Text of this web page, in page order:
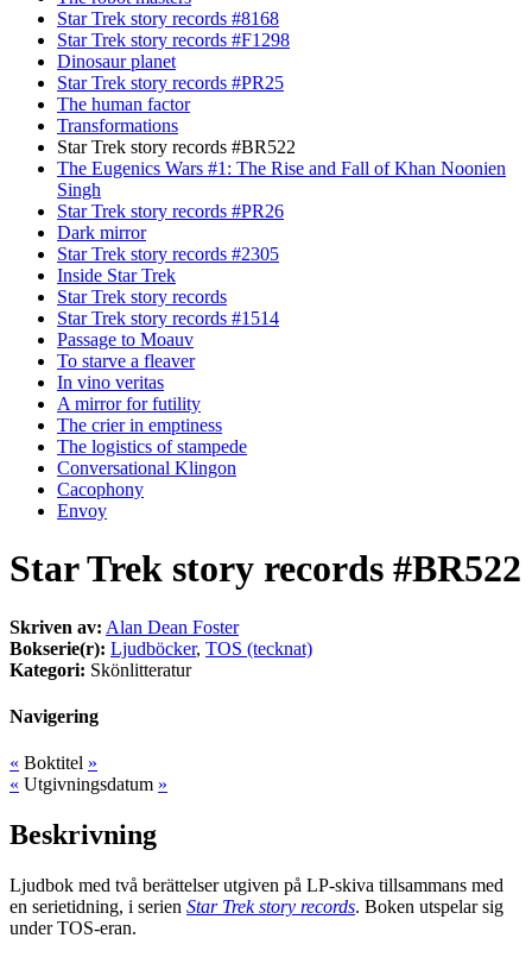
Star Trek story records #8168
Star Trek story records #F1298
Dinosaur planet
Star Trek story records #PR25
The human factor
Transformations
Star Trek story records #BR522
The Eugenics Wars #1: The Rise and Fall of Khan Noonien
Singh
Star Trek story records #PR26
Dark mirror
Star Trek story records #2305
Inside Star Trek
Star Trek story records
Star Trek story records #1514
Passage to Moauv
To starve a fleaver
In vino veritas
A mirror for futility
The crier in emptiness
The logistics of stampede
Conversational Klingon
Cacophony
Envoy
Star Trek story records #BR522
Skriven av: Alan Dean Foster
Bokserie(r): Ljudböcker, TOS (tecknat)
Kategori: Skönlitteratur
Navigering
« Boktitel »
« Utgivningsdatum »
Beskrivning
Ljudbok med två berättelser utgiven på LP-skiva tillsammans med
en serietidning, i serien Star Trek story records. Boken utspelar sig
under TOS-eran.